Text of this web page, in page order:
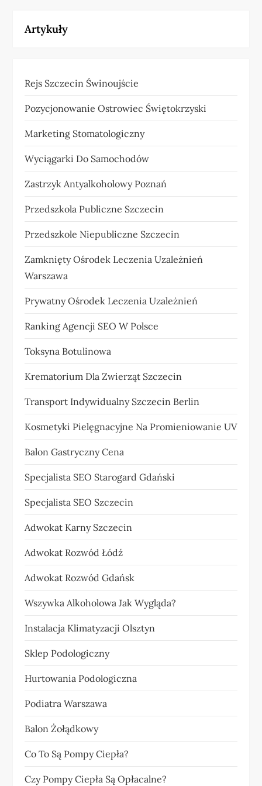
Artykuły
Rejs Szczecin Świnoujście
Pozycjonowanie Ostrowiec Świętokrzyski
Marketing Stomatologiczny
Wyciągarki Do Samochodów
Zastrzyk Antyalkoholowy Poznań
Przedszkola Publiczne Szczecin
Przedszkole Niepubliczne Szczecin
Zamknięty Ośrodek Leczenia Uzależnień
Warszawa
Prywatny Ośrodek Leczenia Uzależnień
Ranking Agencji SEO W Polsce
Toksyna Botulinowa
Krematorium Dla Zwierząt Szczecin
Transport Indywidualny Szczecin Berlin
Kosmetyki Pielęgnacyjne Na Promieniowanie UV
Balon Gastryczny Cena
Specjalista SEO Starogard Gdański
Specjalista SEO Szczecin
Adwokat Karny Szczecin
Adwokat Rozwód Łódź
Adwokat Rozwód Gdańsk
Wszywka Alkoholowa Jak Wygląda?
Instalacja Klimatyzacji Olsztyn
Sklep Podologiczny
Hurtowania Podologiczna
Podiatra Warszawa
Balon Żołądkowy
Co To Są Pompy Ciepła?
Czy Pompy Ciepła Są Opłacalne?